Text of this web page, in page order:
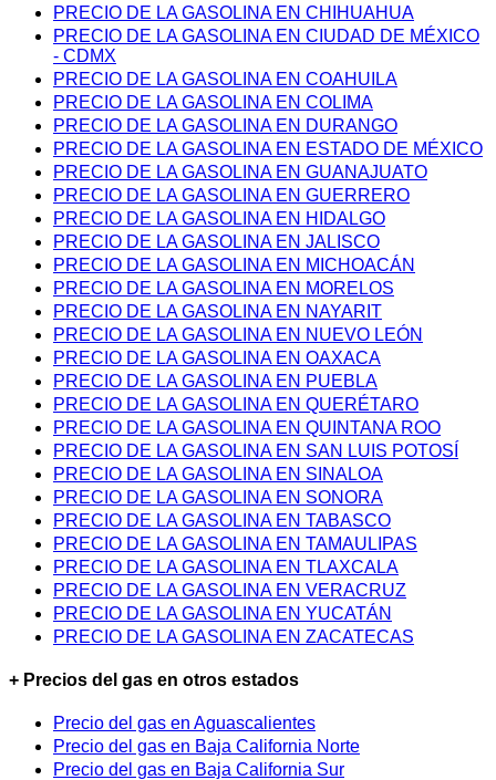
PRECIO DE LA GASOLINA EN CHIHUAHUA
PRECIO DE LA GASOLINA EN CIUDAD DE MÉXICO
- CDMX
PRECIO DE LA GASOLINA EN COAHUILA
PRECIO DE LA GASOLINA EN COLIMA
PRECIO DE LA GASOLINA EN DURANGO
PRECIO DE LA GASOLINA EN ESTADO DE MÉXICO
PRECIO DE LA GASOLINA EN GUANAJUATO
PRECIO DE LA GASOLINA EN GUERRERO
PRECIO DE LA GASOLINA EN HIDALGO
PRECIO DE LA GASOLINA EN JALISCO
PRECIO DE LA GASOLINA EN MICHOACÁN
PRECIO DE LA GASOLINA EN MORELOS
PRECIO DE LA GASOLINA EN NAYARIT
PRECIO DE LA GASOLINA EN NUEVO LEÓN
PRECIO DE LA GASOLINA EN OAXACA
PRECIO DE LA GASOLINA EN PUEBLA
PRECIO DE LA GASOLINA EN QUERÉTARO
PRECIO DE LA GASOLINA EN QUINTANA ROO
PRECIO DE LA GASOLINA EN SAN LUIS POTOSÍ
PRECIO DE LA GASOLINA EN SINALOA
PRECIO DE LA GASOLINA EN SONORA
PRECIO DE LA GASOLINA EN TABASCO
PRECIO DE LA GASOLINA EN TAMAULIPAS
PRECIO DE LA GASOLINA EN TLAXCALA
PRECIO DE LA GASOLINA EN VERACRUZ
PRECIO DE LA GASOLINA EN YUCATÁN
PRECIO DE LA GASOLINA EN ZACATECAS
+ Precios del gas en otros estados
Precio del gas en Aguascalientes
Precio del gas en Baja California Norte
Precio del gas en Baja California Sur